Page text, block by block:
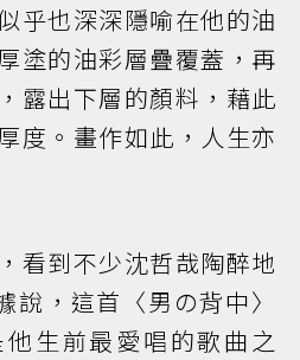
乎也深深隱喻在他的油
塗的油彩層疊覆蓋，再
露出下層的顏料，藉此
度。畫作如此，人生亦
看到不少沈哲哉陶醉地
說，這首〈男の背中〉
他生前最愛唱的歌曲之